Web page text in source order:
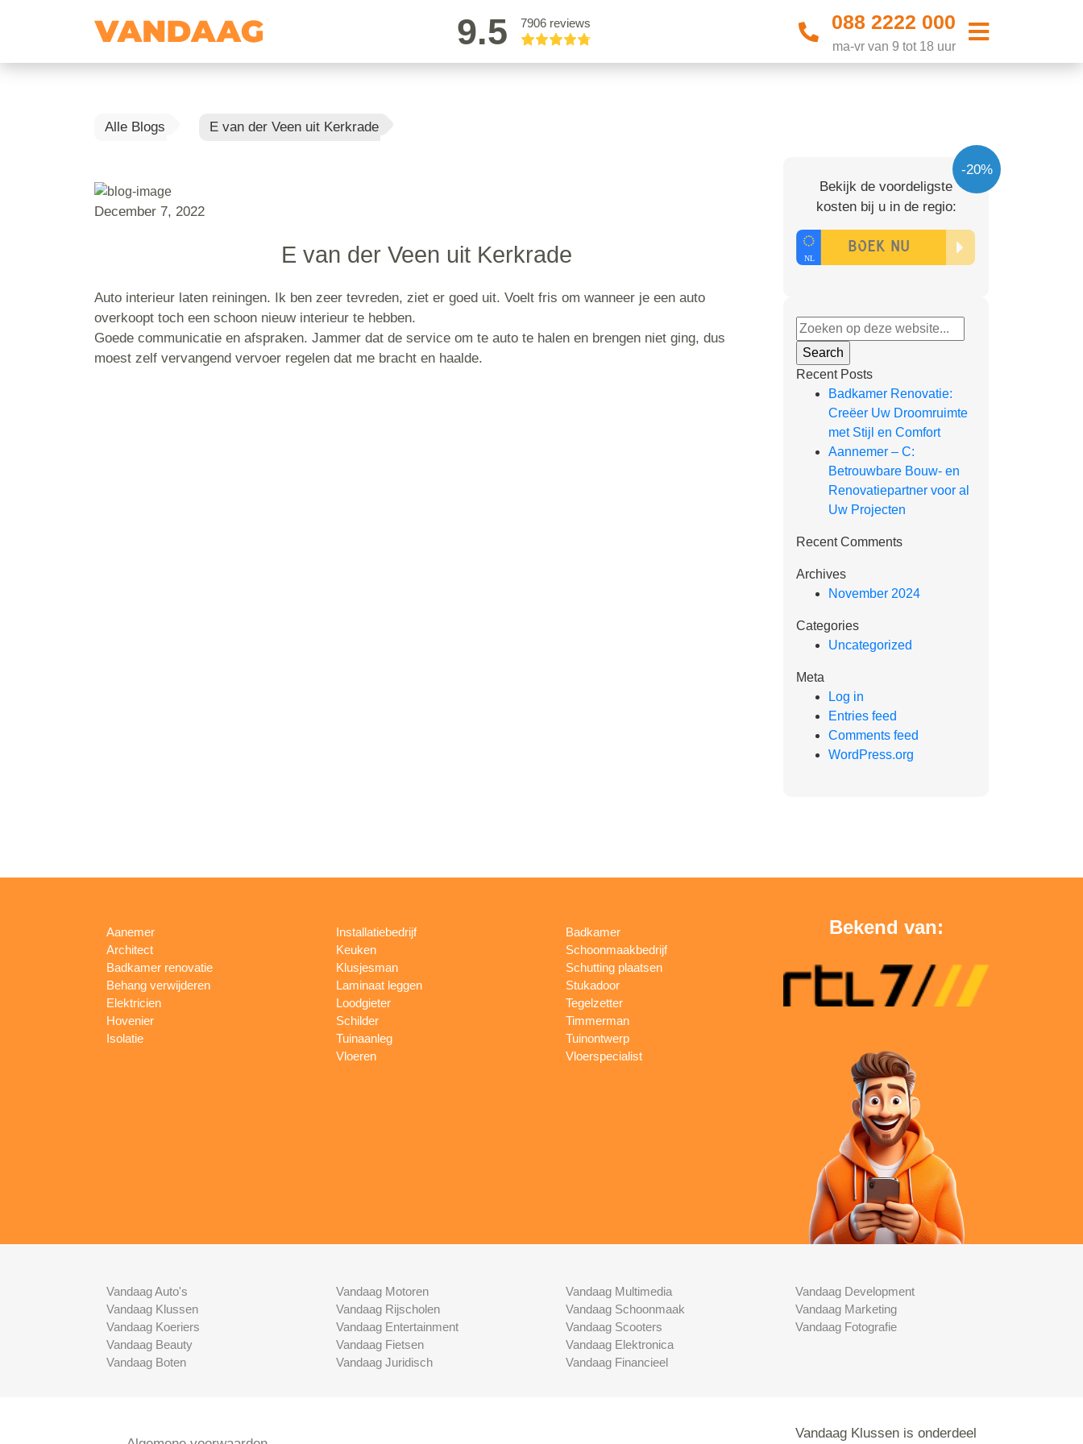
9.5 7906 reviews 088 2222 000
ma-vr van 9 tot 18 uur
Alle Blogs E van der Veen uit Kerkrade
December 7, 2022
E van der Veen uit Kerkrade
Auto interieur laten reiningen. Ik ben zeer tevreden, ziet er goed uit. Voelt fris om wanneer je een auto
overkoopt toch een schoon nieuw interieur te hebben.
Goede communicatie en afspraken. Jammer dat de service om te auto te halen en brengen niet ging, dus
moest zelf vervangend vervoer regelen dat me bracht en haalde.
-20%
Bekijk de voordeligste
kosten bij u in de regio:
Recent Posts
Badkamer Renovatie:
Creëer Uw Droomruimte
met Stijl en Comfort
Aannemer – C:
Betrouwbare Bouw- en
Renovatiepartner voor al
Uw Projecten
Recent Comments
Archives
November 2024
Categories
Uncategorized
Meta
Log in
Entries feed
Comments feed
WordPress.org
Aanemer
Architect
Badkamer renovatie
Behang verwijderen
Elektricien
Hovenier
Isolatie
Installatiebedrijf
Keuken
Klusjesman
Laminaat leggen
Loodgieter
Schilder
Tuinaanleg
Vloeren
Badkamer
Schoonmaakbedrijf
Schutting plaatsen
Stukadoor
Tegelzetter
Timmerman
Tuinontwerp
Vloerspecialist
Bekend van:
Vandaag Auto's
Vandaag Klussen
Vandaag Koeriers
Vandaag Beauty
Vandaag Boten
Vandaag Motoren
Vandaag Rijscholen
Vandaag Entertainment
Vandaag Fietsen
Vandaag Juridisch
Vandaag Multimedia
Vandaag Schoonmaak
Vandaag Scooters
Vandaag Elektronica
Vandaag Financieel
Vandaag Development
Vandaag Marketing
Vandaag Fotografie
Vandaag Klussen is onderdeel